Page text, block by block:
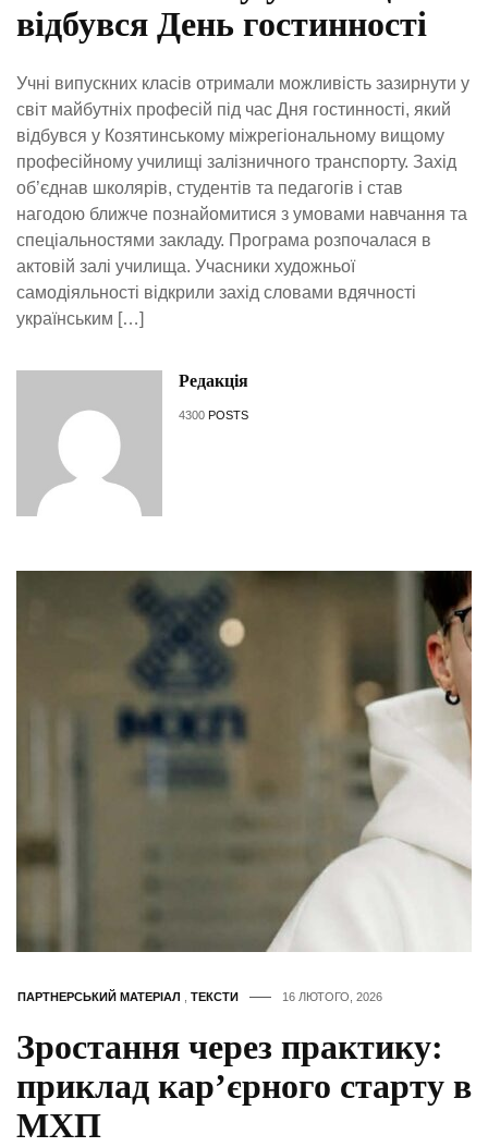
відбувся День гостинності
Учні випускних класів отримали можливість зазирнути у
світ майбутніх професій під час Дня гостинності, який
відбувся у Козятинському міжрегіональному вищому
професійному училищі залізничного транспорту. Захід
об’єднав школярів, студентів та педагогів і став
нагодою ближче познайомитися з умовами навчання та
спеціальностями закладу. Програма розпочалася в
актовій залі училища. Учасники художньої
самодіяльності відкрили захід словами вдячності
українським […]
Редакція
4300 POSTS
ПАРТНЕРСЬКИЙ МАТЕРІАЛ ТЕКСТИ 16 ЛЮТОГО, 2026
Зростання через практику:
приклад кар’єрного старту в
МХП